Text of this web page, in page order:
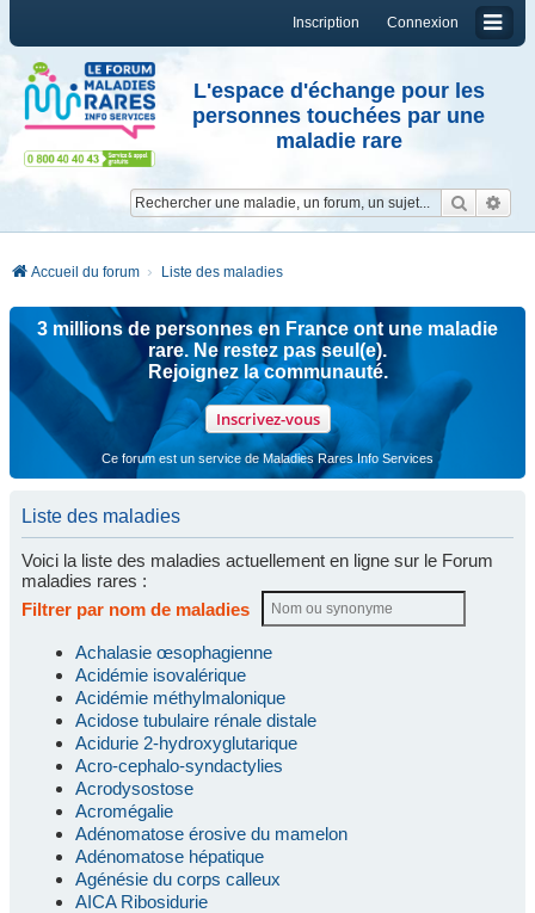
Connexion
Inscription
L'espace d'échange pour les
personnes touchées par une
maladie rare
Accueil du forum Liste des maladies
3 millions de personnes en France ont une maladie
rare. Ne restez pas seul(e).
Rejoignez la communauté.
Inscrivez-vous
Ce forum est un service de Maladies Rares Info Services
Liste des maladies
Voici la liste des maladies actuellement en ligne sur le Forum
maladies rares :
Filtrer par nom de maladies
Achalasie œsophagienne
Acidémie isovalérique
Acidémie méthylmalonique
Acidose tubulaire rénale distale
Acidurie 2-hydroxyglutarique
Acro-cephalo-syndactylies
Acrodysostose
Acromégalie
Adénomatose érosive du mamelon
Adénomatose hépatique
Agénésie du corps calleux
AICA Ribosidurie